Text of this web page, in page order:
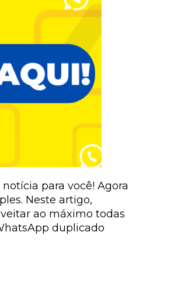
para você! Agora
Neste artigo,
ao máximo todas
duplicado